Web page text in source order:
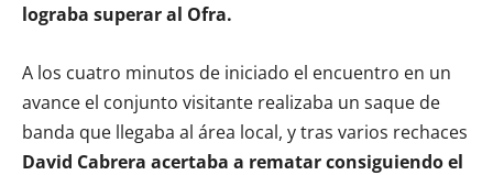
lograba superar al Ofra.
A los cuatro minutos de iniciado el encuentro en un
avance el conjunto visitante realizaba un saque de
banda que llegaba al área local, y tras varios rechaces
David Cabrera acertaba a rematar consiguiendo el